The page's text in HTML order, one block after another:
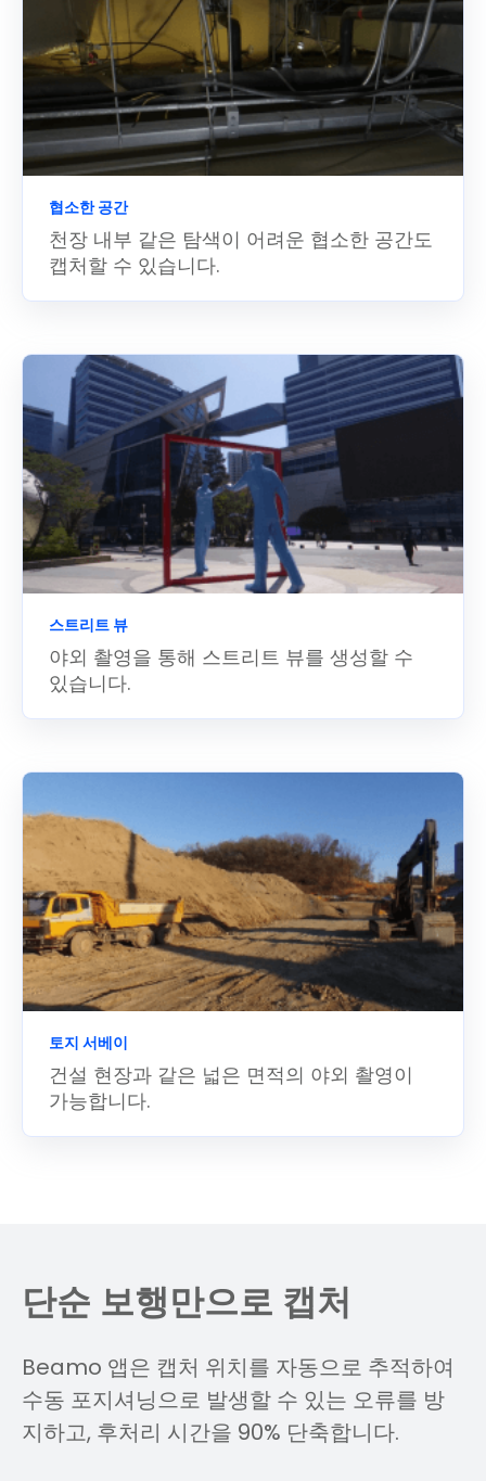
협소한 공간
천장 내부 같은 탐색이 어려운 협소한 공간도
캡처할 수 있습니다.
스트리트 뷰
야외 촬영을 통해 스트리트 뷰를 생성할 수
있습니다.
토지 서베이
건설 현장과 같은 넓은 면적의 야외 촬영이
가능합니다.
단순 보행만으로 캡처
Beamo 앱은 캡처 위치를 자동으로 추적하여
수동 포지셔닝으로 발생할 수 있는 오류를 방
지하고, 후처리 시간을 90% 단축합니다.